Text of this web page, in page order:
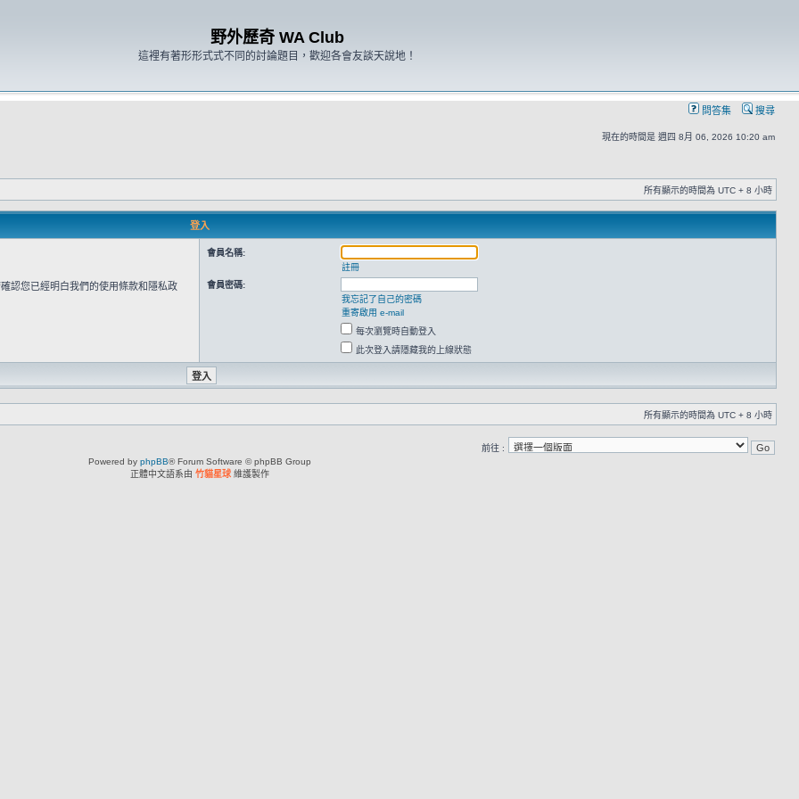
野外歷奇 WA Club
這裡有著形形式式不同的討論題目，歡迎各會友談天說地！
問答集 搜尋
現在的時間是 週四 8月 06, 2026 10:20 am
所有顯示的時間為 UTC + 8 小時
登入
認您已經明白我們的使用條款和隱私政
會員名稱:
註冊
會員密碼:
我忘記了自己的密碼
重寄啟用 e-mail
每次瀏覽時自動登入
此次登入請隱藏我的上線狀態
所有顯示的時間為 UTC + 8 小時
前往 :
Powered by phpBB® Forum Software © phpBB Group
正體中文語系由 竹貓星球 維護製作